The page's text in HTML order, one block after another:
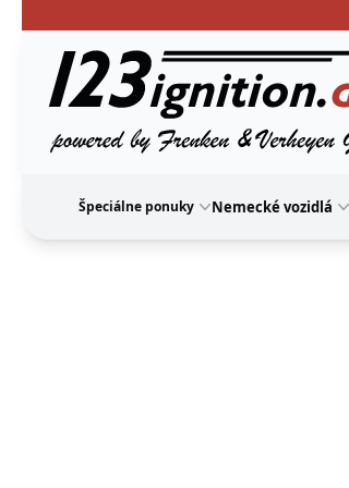
123ignition
Špeciálne ponuky Nemecké vozidlá